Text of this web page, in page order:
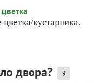
кустарника.
двора? 9